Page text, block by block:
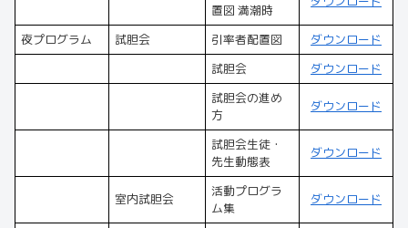
置図 満潮時
夜プログラム 試胆会 引率者配置図
ダウンロード
試胆会
ダウンロード
試胆会の進め
方
ダウンロード
試胆会生徒・
先生動態表
ダウンロード
室内試胆会
活動プログラ
ム集
ダウンロード